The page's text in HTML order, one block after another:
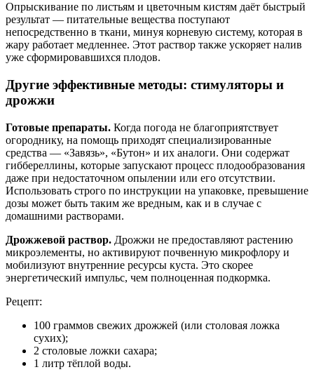
Опрыскивание по листьям и цветочным кистям даёт быстрый
результат — питательные вещества поступают
непосредственно в ткани, минуя корневую систему, которая в
жару работает медленнее. Этот раствор также ускоряет налив
уже сформировавшихся плодов.
Другие эффективные методы: стимуляторы и
дрожжи
Готовые препараты. Когда погода не благоприятствует
огороднику, на помощь приходят специализированные
средства — «Завязь», «Бутон» и их аналоги. Они содержат
гиббереллины, которые запускают процесс плодообразования
даже при недостаточном опылении или его отсутствии.
Использовать строго по инструкции на упаковке, превышение
дозы может быть таким же вредным, как и в случае с
домашними растворами.
Дрожжевой раствор. Дрожжи не предоставляют растению
микроэлементы, но активируют почвенную микрофлору и
мобилизуют внутренние ресурсы куста. Это скорее
энергетический импульс, чем полноценная подкормка.
Рецепт:
100 граммов свежих дрожжей (или столовая ложка
сухих);
2 столовые ложки сахара;
1 литр тёплой воды.